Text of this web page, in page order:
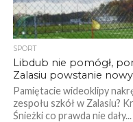
SPORT
Libdub nie pomógł,
Zalasiu powstanie
Pamiętacie wideoklipy
zespołu szkół w Zalasiu?
Śnieżki co prawda nie dały...